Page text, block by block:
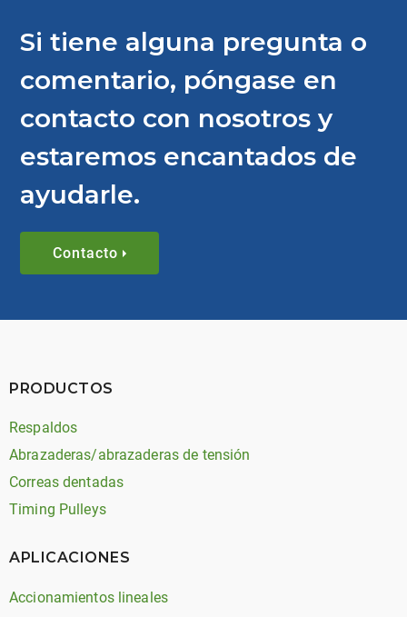
Si tiene alguna pregunta o
comentario, póngase en
contacto con nosotros y
estaremos encantados de
ayudarle.
Contacto
PRODUCTOS
Respaldos
Abrazaderas/abrazaderas de tensión
Correas dentadas
Timing Pulleys
APLICACIONES
Accionamientos lineales